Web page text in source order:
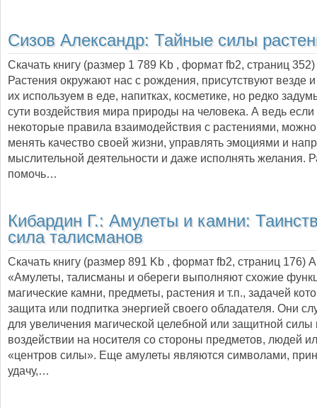
Сизов Александр: Тайные силы
Скачать книгу (размер 1 789 Kb , формат fb2, страниц 352
Растения окружают нас с рождения, присутствуют везде
их используем в еде, напитках, косметике, но редко
сути воздействия мира природы на человека. А ведь если
некоторые правила взаимодействия с растениями,
менять качество своей жизни, управлять эмоциями и
мыслительной деятельности и даже исполнять желания.
помочь…
Кибардин Г.: Амулеты и камни:
сила талисманов
Скачать книгу (размер 891 Kb , формат fb2, страниц 176)
«Амулеты, талисманы и обереги выполняют схожие
магические камни, предметы, растения и т.п., задачей
защита или подпитка энергией своего обладателя. Они
для увеличения магической целебной или защитной
воздействии на носителя со стороны предметов, людей
«центров силы». Еще амулеты являются символами,
удачу,…